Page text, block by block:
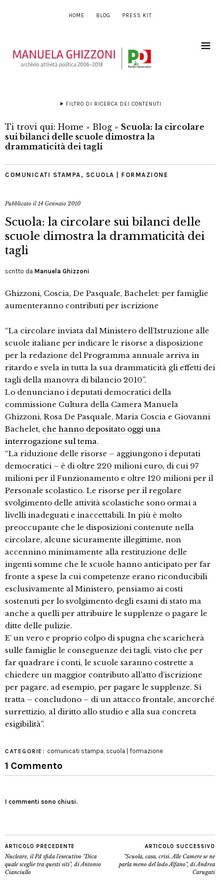
HOME BLOG PRESS KIT
FILTRO DI RICERCA DEI CONTENUTI
Ti trovi qui: Home » Blog » Scuola: la circolare
sui bilanci delle scuole dimostra la
drammaticità dei tagli
COMUNICATI STAMPA , SCUOLA | FORMAZIONE
Pubblicato il14 Gennaio 2010
Scuola: la circolare sui bilanci delle
scuole dimostra la drammaticità dei
tagli
scritto da Manuela Ghizzoni
Ghizzoni, Coscia, De Pasquale, Bachelet: per famiglie
aumenteranno contributi per iscrizione
“La circolare inviata dal Ministero dell’Istruzione alle
scuole italiane per indicare le risorse a disposizione
per la redazione del Programma annuale arriva in
ritardo e svela in tutta la sua drammaticità gli effetti dei
tagli della manovra di bilancio 2010”.
Lo denunciano i deputati democratici della
commissione Cultura della Camera Manuela
Ghizzoni, Rosa De Pasquale, Maria Coscia e Giovanni
Bachelet, che hanno depositato oggi una
interrogazione sul tema.
“La riduzione delle risorse – aggiungono i deputati
democratici – è di oltre 220 milioni euro, di cui 97
milioni per il Funzionamento e oltre 120 milioni per il
Personale scolastico. Le risorse per il regolare
svolgimento delle attività scolastiche sono ormai a
livelli inadeguati e inaccettabili. In più è molto
preoccupante che le disposizioni contenute nella
circolare, alcune sicuramente illegittime, non
accennino minimamente alla restituzione delle
ingenti somme che le scuole hanno anticipato per far
fronte a spese la cui competenze erano riconducibili
esclusivamente al Ministero, pensiamo ai costi
sostenuti per lo svolgimento degli esami di stato ma
anche a quelli per attribuire le supplenze o pagare le
ditte delle pulizie.
E’ un vero e proprio colpo di spugna che scaricherà
sulle famiglie le conseguenze dei tagli, visto che per
far quadrare i conti, le scuole saranno costrette a
chiedere un maggior contributo all’atto d’iscrizione
per pagare, ad esempio, per pagare le supplenze. Si
tratta – concludono – di un attacco frontale, ancorché
surrettizio, al diritto allo studio e alla sua concreta
esigibilità”.
CATEGORIE: comunicati stampa, scuola | formazione
1 Commento
I commenti sono chiusi.
ARTICOLO PRECEDENTE
Nucleare, il Pd sfida l'esecutivo "Dica
quale sceglie tra questi siti", di Antonio
Cianciullo
ARTICOLO SUCCESSIVO
"Scuola, casa, crisi. Alle Camere se ne
parla meno del lodo Alfano", di Andrea
Carugati